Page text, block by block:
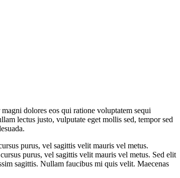
dolores eos qui ratione voluptatem sequi
lectus justo, vulputate eget mollis sed, tempor sed
purus, vel sagittis velit mauris vel metus.
purus, vel sagittis velit mauris vel metus. Sed elit
sagittis. Nullam faucibus mi quis velit. Maecenas